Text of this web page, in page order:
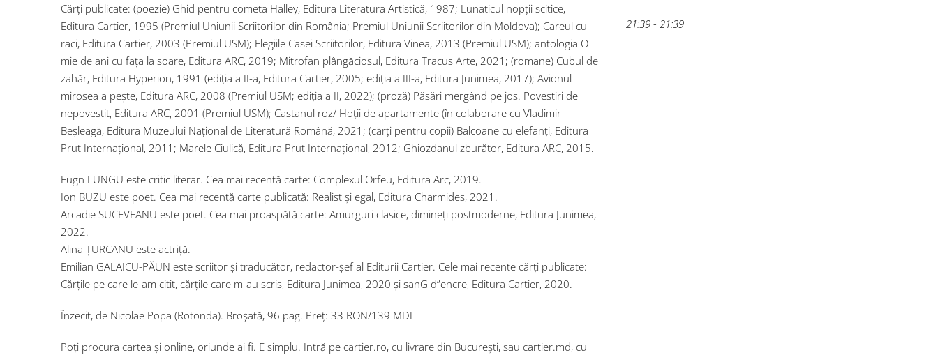
Cărţi publicate: (poezie) Ghid pentru cometa Halley, Editura Literatura Artistică, 1987; Lunaticul nopţii scitice,
Editura Cartier, 1995 (Premiul Uniunii Scriitorilor din România; Premiul Uniunii Scriitorilor din Moldova); Careul cu
raci, Editura Cartier, 2003 (Premiul USM); Elegiile Casei Scriitorilor, Editura Vinea, 2013 (Premiul USM); antologia O
mie de ani cu faţa la soare, Editura ARC, 2019; Mitrofan plângăciosul, Editura Tracus Arte, 2021; (romane) Cubul de
zahăr, Editura Hyperion, 1991 (ediţia a II-a, Editura Cartier, 2005; ediţia a III-a, Editura Junimea, 2017); Avionul
mirosea a peşte, Editura ARC, 2008 (Premiul USM; ediţia a II, 2022); (proză) Păsări mergând pe jos. Povestiri de
nepovestit, Editura ARC, 2001 (Premiul USM); Castanul roz/ Hoţii de apartamente (în colaborare cu Vladimir
Beşleagă, Editura Muzeului Naţional de Literatură Română, 2021; (cărţi pentru copii) Balcoane cu elefanţi, Editura
Prut Internaţional, 2011; Marele Ciulică, Editura Prut Internaţional, 2012; Ghiozdanul zburător, Editura ARC, 2015.
Eugn LUNGU este critic literar. Cea mai recentă carte: Complexul Orfeu, Editura Arc, 2019.
Ion BUZU este poet. Cea mai recentă carte publicată: Realist și egal, Editura Charmides, 2021.
Arcadie SUCEVEANU este poet. Cea mai proaspătă carte: Amurguri clasice, dimineți postmoderne, Editura Junimea,
2022.
Alina ȚURCANU este actriță.
Emilian GALAICU-PĂUN este scriitor și traducător, redactor-șef al Editurii Cartier. Cele mai recente cărți publicate:
Cărțile pe care le-am citit, cărțile care m-au scris, Editura Junimea, 2020 și sanG d”encre, Editura Cartier, 2020.
Înzecit, de Nicolae Popa (Rotonda). Broșată, 96 pag. Preț: 33 RON/139 MDL
Poți procura cartea și online, oriunde ai fi. E simplu. Intră pe cartier.ro, cu livrare din București, sau cartier.md, cu
21:39 - 21:39